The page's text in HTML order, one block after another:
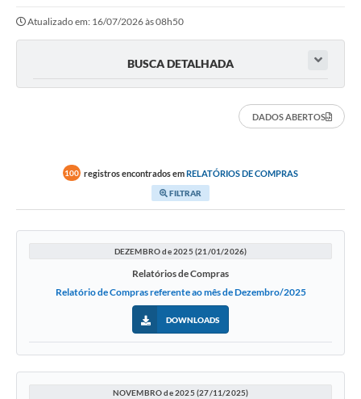
Setores da Saúde
Serviços Online
Serviço de Inspeção Municipal - SIM
Agenda
Acesso Rápido
Atualizado em: 16/07/2026 às 08h50
BUSCA DETALHADA
DADOS ABERTOS
100 registros encontrados emRELATÓRIOS DE COMPRAS
FILTRAR
DEZEMBRO de 2025 (21/01/2026)
Relatórios de Compras
Relatório de Compras referente ao mês de Dezembro/2025
DOWNLOADS
NOVEMBRO de 2025 (27/11/2025)